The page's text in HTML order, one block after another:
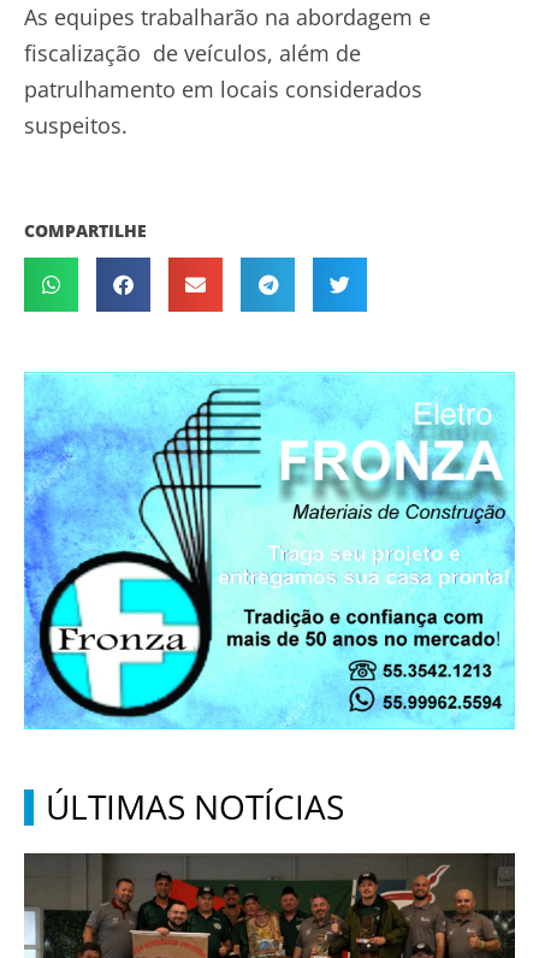
As equipes trabalharão na abordagem e
fiscalização de veículos, além de
patrulhamento em locais considerados
suspeitos.
COMPARTILHE
ÚLTIMAS NOTÍCIAS